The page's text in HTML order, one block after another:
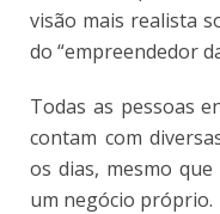
visão mais realista
do “empreendedor
Todas as pessoas
contam com
os dias, mesmo
um negócio próprio.